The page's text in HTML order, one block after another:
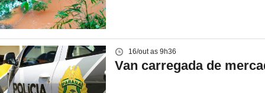
16/out as 9h36
Van carregada de